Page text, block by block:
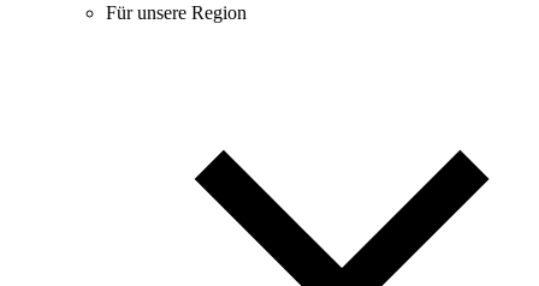
Für unsere Region